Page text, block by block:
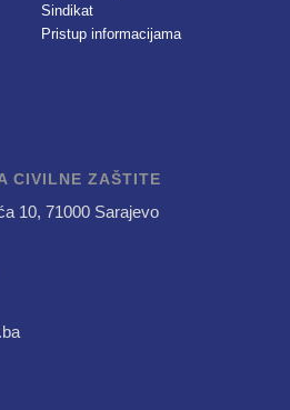
Sindikat
Pristup informacijama
CIVILNE ZAŠTITE
10, 71000 Sarajevo